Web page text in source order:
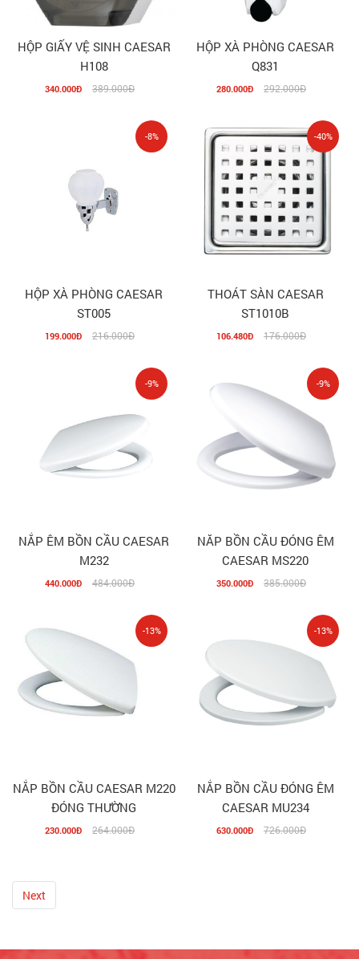
HỘP GIẤY VỆ SINH CAESAR
H108
340.000Đ 389.000Đ
HỘP XÀ PHÒNG CAESAR
Q831
280.000Đ 292.000Đ
HỘP XÀ PHÒNG CAESAR
ST005
199.000Đ 216.000Đ
-8%
THOÁT SÀN CAESAR
ST1010B
106.480Đ 176.000Đ
-40%
NẮP ÊM BỒN CẦU CAESAR
M232
440.000Đ 484.000Đ
-9%
NĂP BỒN CẦU ĐÓNG ÊM
CAESAR MS220
350.000Đ 385.000Đ
-9%
NẮP BỒN CẦU CAESAR M220
ĐÓNG THƯỜNG
230.000Đ 264.000Đ
-13%
NẮP BỒN CẦU ĐÓNG ÊM
CAESAR MU234
630.000Đ 726.000Đ
-13%
Next